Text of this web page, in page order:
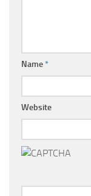
Name*
Website